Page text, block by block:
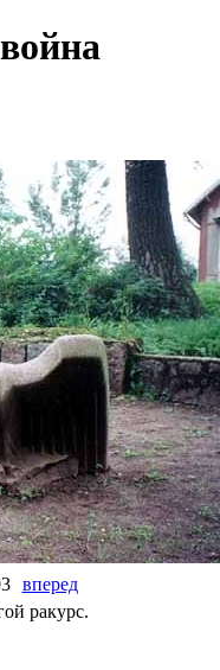
вперед
ракурс.